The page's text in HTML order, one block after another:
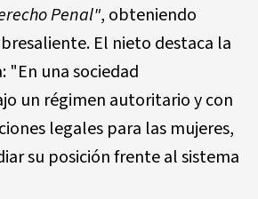
Penal", obteniendo
El nieto destaca la
"En una sociedad
un régimen autoritario y con
legales para las mujeres,
su posición frente al sistema